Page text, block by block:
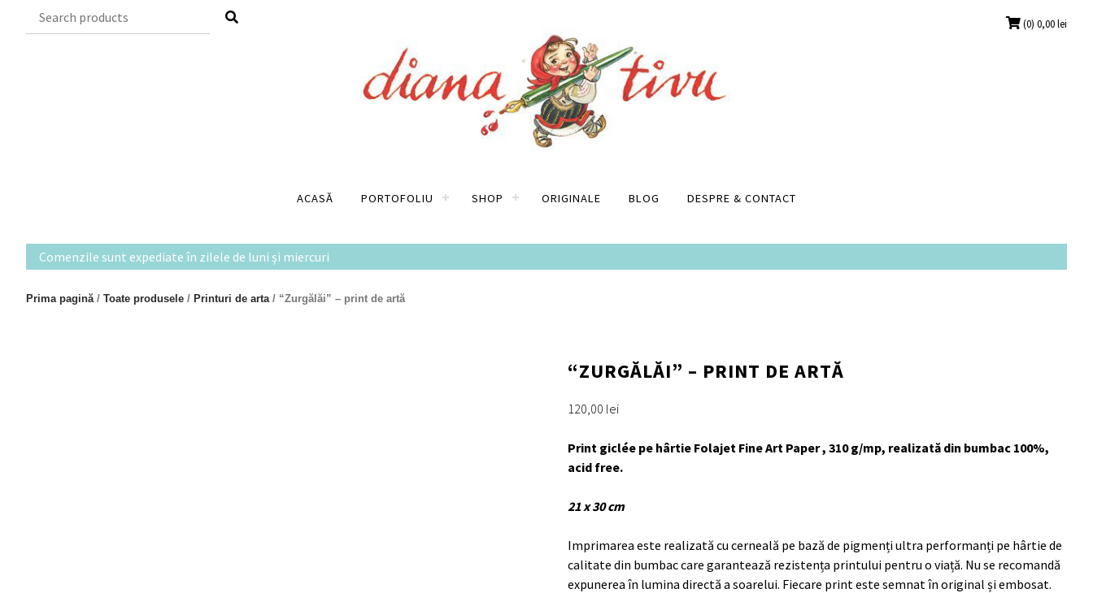
(0) 0,00lei
ACASĂ PORTOFOLIU SHOP ORIGINALE BLOG DESPRE & CONTACT
Comenzile sunt expediate în zilele de luni și miercuri
Prima pagină / Toate produsele / Printuri de arta / “Zurgălăi” – print de artă
“ZURGĂLĂI” – PRINT DE ARTĂ
120,00 lei
Print giclée pe hârtie Folajet Fine Art Paper , 310 g/mp, realizată din bumbac 100%,
acid free.
21 x 30 cm
Imprimarea este realizată cu cerneală pe bază de pigmenți ultra performanți pe hârtie de
calitate din bumbac care garantează rezistența printului pentru o viață. Nu se recomandă
expunerea în lumina directă a soarelui. Fiecare print este semnat în original și embosat.